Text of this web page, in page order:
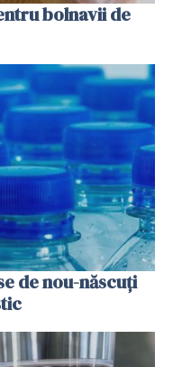
bolnavii de
de nou-născuți